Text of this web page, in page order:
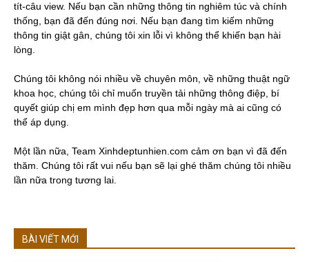
tít-câu view. Nếu bạn cần những thông tin nghiêm túc và chính
thống, bạn đã đến đúng nơi. Nếu bạn đang tìm kiếm những
thông tin giật gân, chúng tôi xin lỗi vì không thể khiến bạn hài
lòng.
Chúng tôi không nói nhiều về chuyên môn, về những thuật ngữ
khoa học, chúng tôi chỉ muốn truyền tải những thông điệp, bí
quyết giúp chị em mình đẹp hơn qua mỗi ngày mà ai cũng có
thể áp dụng.
Một lần nữa, Team Xinhdeptunhien.com cảm ơn bạn vì đã đến
thăm. Chúng tôi rất vui nếu bạn sẽ lại ghé thăm chúng tôi nhiều
lần nữa trong tương lai.
BÀI VIẾT MỚI